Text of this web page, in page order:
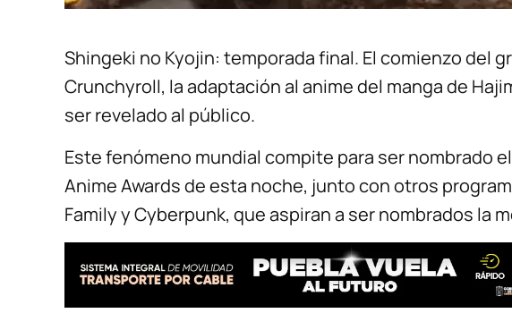
Shingeki no Kyojin: temporada final. El comienzo del
Crunchyroll, la adaptación al anime del manga de
ser revelado al público.
Este fenómeno mundial compite para ser nombrado
Anime Awards de esta noche, junto con otros
Family y Cyberpunk, que aspiran a ser nombrados la